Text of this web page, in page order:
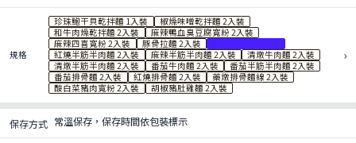
規格
珍珠鮑干貝乾拌麵 1入裝
椒燥味噌乾拌麵 2入裝
和牛肉燥乾拌麵 2入裝
麻辣鴨血臭豆腐寬粉 2入裝
麻辣四喜寬粉 2入裝
豚骨拉麵 2入裝
紅燒半筋半肉麵 2入裝
麻辣半筋半肉麵 2入裝
清燉牛肉麵 2入裝
清燉半筋半肉麵 2入裝
番茄牛肉麵 2入裝
番茄半筋半肉麵 2入裝
番茄排骨麵 2入裝
紅燒排骨麵 2入裝
藥燉排骨麵線 2入裝
酸白菜豬肉寬粉 2入裝
胡椒豬肚雞麵 2入裝
›
保存方式 常溫保存，保存時間依包裝標示